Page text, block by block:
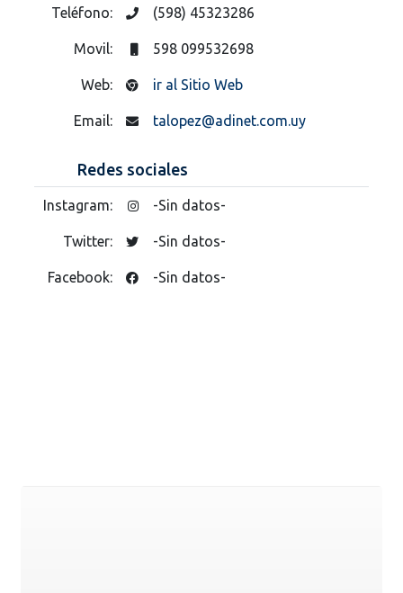
Teléfono: (598) 45323286
Movil: 598 099532698
Web: ir al Sitio Web
Email: talopez@adinet.com.uy
Redes sociales
Instagram: -Sin datos-
Twitter: -Sin datos-
Facebook: -Sin datos-